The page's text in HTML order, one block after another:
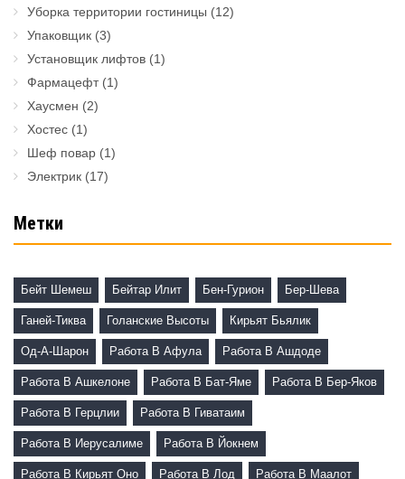
Уборка территории гостиницы (12)
Упаковщик (3)
Установщик лифтов (1)
Фармацефт(1)
Хаусмен (2)
Хостес (1)
Шеф повар (1)
Электрик (17)
Метки
Бейт Шемеш Бейтар Илит Бен-Гурион Бер-Шева
Ганей-Тиква Голанские Высоты Кирьят Бьялик
Од-А-Шарон Работа В Афула Работа В Ашдоде
Работа В Ашкелоне Работа В Бат-Яме Работа В Бер-Яков
Работа В Герцлии Работа В Гиватаим
Работа В Иерусалиме Работа В Йокнем
Работа В Кирьят Оно Работа В Лод Работа В Маалот